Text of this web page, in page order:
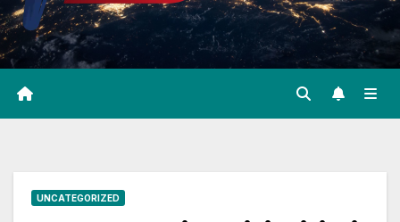
UNCATEGORIZED